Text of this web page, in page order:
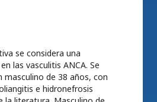
se considera una
las vasculitis ANCA. Se
masculino de 38 años, con
e hidronefrosis